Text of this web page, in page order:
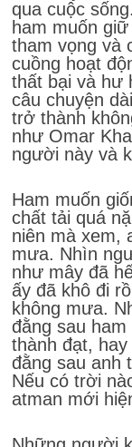
qua cuộc
ham muốn
tham vọng và
cuồng hoạt
thất bại và hư
câu chuyện
trở thành
như Omar
người này và
Ham muốn
chất tải quá
niên mà xem,
mưa. Nhìn
như mây đã
ấy đã khô đi
không mưa.
đằng sau
thành đạt,
đằng sau anh
Nếu có trời
atman mới